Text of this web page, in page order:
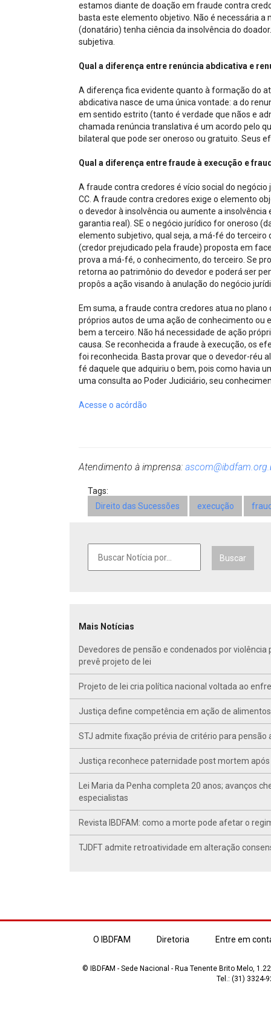
estamos diante de doação em fraude contra
basta este elemento objetivo. Não é necessária
(donatário) tenha ciência da insolvência do
subjetiva.
Qual a diferença entre renúncia abdicativa e
A diferença fica evidente quanto à formação do
abdicativa nasce de uma única vontade: a do
em sentido estrito (tanto é verdade que nãos e
chamada renúncia translativa é um acordo pelo
bilateral que pode ser oneroso ou gratuito. Seus
Qual a diferença entre fraude à execução e
A fraude contra credores é vício social do
CC. A fraude contra credores exige o elemento
o devedor à insolvência ou aumente a
garantia real). SE o negócio jurídico for oneroso
elemento subjetivo, qual seja, a má-fé do terceiro
(credor prejudicado pela fraude) proposta em
prova a má-fé, o conhecimento, do terceiro. Se
retorna ao patrimônio do devedor e poderá ser
propôs a ação visando à anulação do negócio
Em suma, a fraude contra credores atua no
próprios autos de uma ação de conhecimento ou
bem a terceiro. Não há necessidade de ação
causa. Se reconhecida a fraude à execução, os
foi reconhecida. Basta provar que o devedor-réu
fé daquele que adquiriu o bem, pois como havia
uma consulta ao Poder Judiciário, seu
Acesse o acórdão
Atendimento à imprensa:
Tags:
Direito das Sucessões
execução
Buscar
Mais Notícias
Devedores de pensão e condenados por
prevê projeto de lei
Projeto de lei cria política nacional voltada ao
Justiça define competência em ação de
STJ admite fixação prévia de critério para
Justiça reconhece paternidade post mortem
Lei Maria da Penha completa 20 anos; avanços
especialistas
Revista IBDFAM: como a morte pode afetar o
TJDFT admite retroatividade em alteração
O IBDFAM Diretoria Entre em
© IBDFAM - Sede Nacional - Rua Tenente Brito Melo,
Tel.: (31) 3324-